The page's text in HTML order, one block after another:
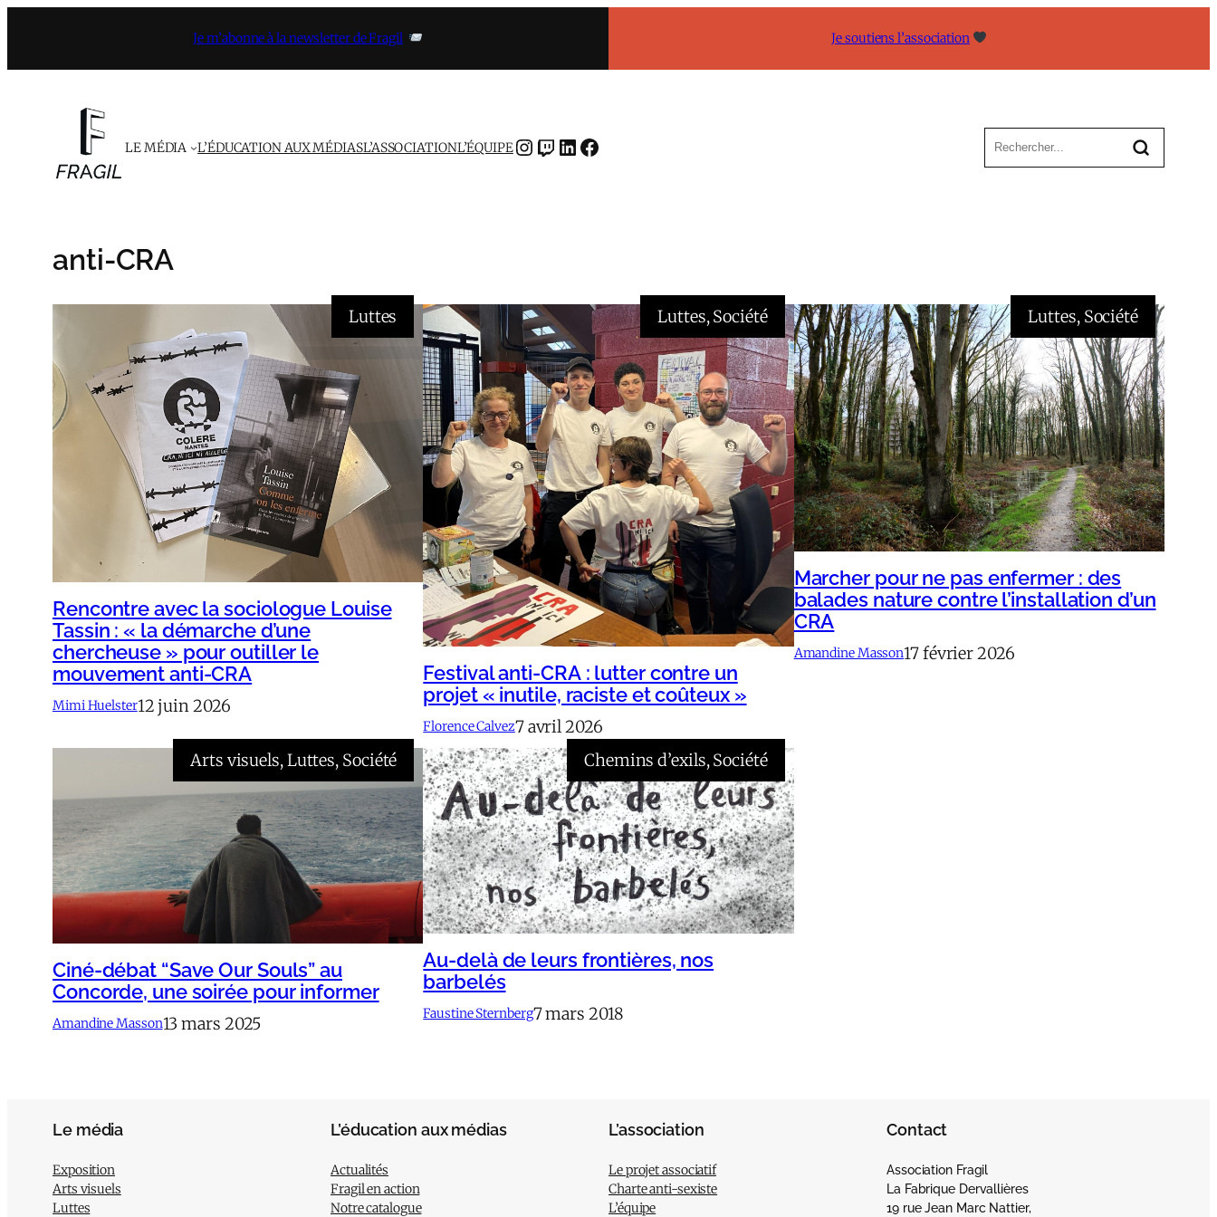
contenu
Je m’abonne à la newsletter de Fragil Je soutiens l’association
LE MÉDIA L’ÉDUCATION AUX MÉDIASL’ASSOCIATIONL’ÉQUIPEINSTAGRAMTWITCH LINKEDIN FACEBOOK
anti-CRA
Luttes
Rencontre avec la sociologue Louise
Tassin : « la démarche d’une
chercheuse » pour outiller le
mouvement anti-CRA
Mimi Huelster12 juin 2026
Luttes, Société
Festival anti-CRA : lutter contre un
projet « inutile, raciste et coûteux »
Florence Calvez7 avril 2026
Luttes, Société
Marcher pour ne pas enfermer : des
balades nature contre l’installation d’un
CRA
Amandine Masson17 février 2026
Arts visuels, Luttes, Société
Ciné-débat “Save Our Souls” au
Concorde, une soirée pour informer
Amandine Masson13 mars 2025
Chemins d’exils, Société
Au-delà de leurs frontières, nos
barbelés
Faustine Sternberg7 mars 2018
Le média
Exposition
Arts visuels
Luttes
L’éducation aux médias
Actualités
Fragil en action
Notre catalogue
L’association
Le projet associatif
Charte anti-sexiste
L’équipe
Contact
Association Fragil
La Fabrique Dervallières
19 rue Jean Marc Nattier,